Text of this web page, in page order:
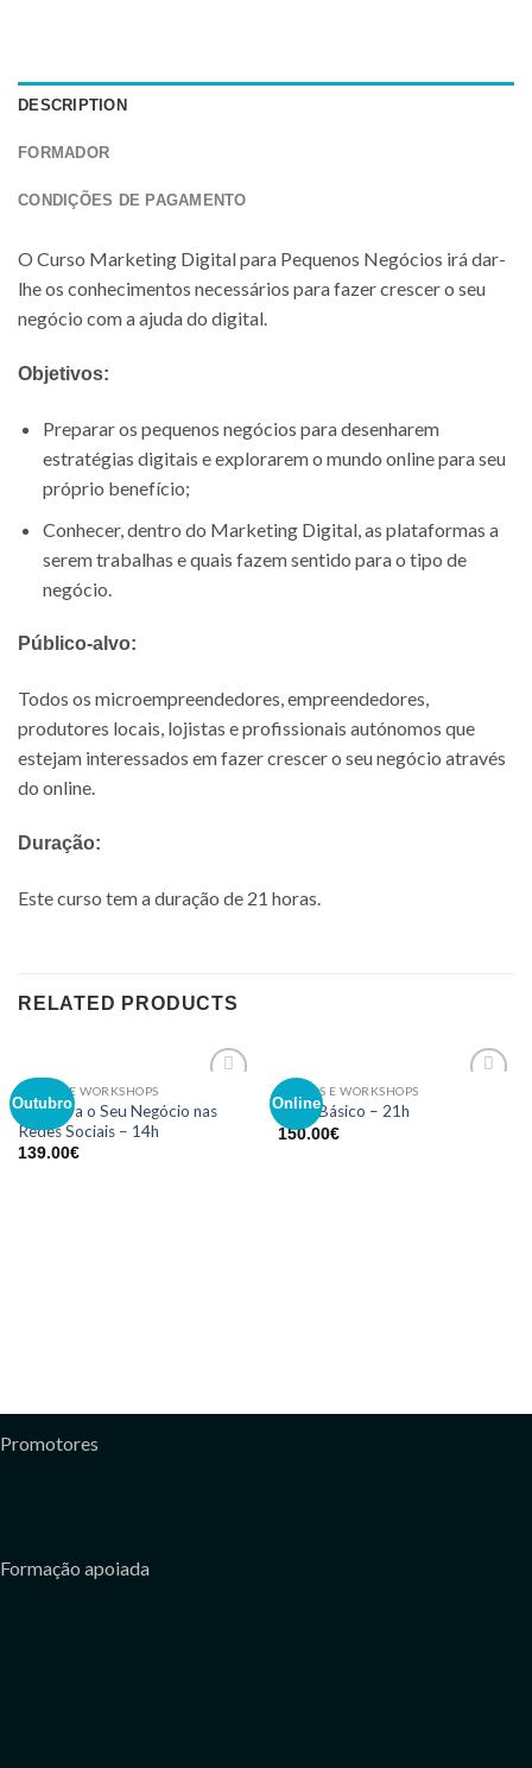
DESCRIPTION
FORMADOR
CONDIÇÕES DE PAGAMENTO
O Curso Marketing Digital para Pequenos Negócios irá dar-
lhe os conhecimentos necessários para fazer crescer o seu
negócio com a ajuda do digital.
Objetivos:
Preparar os pequenos negócios para desenharem
estratégias digitais e explorarem o mundo online para seu
próprio benefício;
Conhecer, dentro do Marketing Digital, as plataformas a
serem trabalhas e quais fazem sentido para o tipo de
negócio.
Público-alvo:
Todos os microempreendedores, empreendedores,
produtores locais, lojistas e profissionais autónomos que
estejam interessados em fazer crescer o seu negócio através
do online.
Duração:
Este curso tem a duração de 21 horas.
RELATED PRODUCTS
Outubro
aos meus
CURSOS E WORKSHOPS
Promova o Seu Negócio nas
Redes Sociais – 14h
139.00€
Online
CURSOS E WORKSHOPS
Excel Básico – 21h
150.00€
Promotores
Formação apoiada